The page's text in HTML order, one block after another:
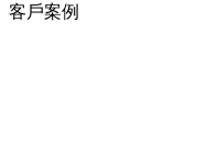
客戶案例